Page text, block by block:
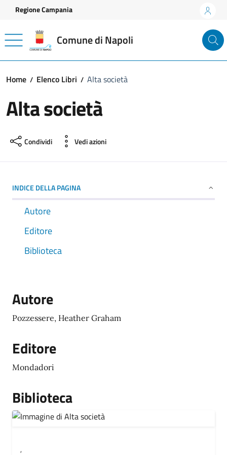
Vai ai contenuti
Vai al footer
Regione Campania
Comune di Napoli
Home Elenco Libri Alta società
Alta società
Condividi Vedi azioni
INDICE DELLA PAGINA
Autore
Editore
Biblioteca
Autore
Pozzessere, Heather Graham
Editore
Mondadori
Biblioteca
,